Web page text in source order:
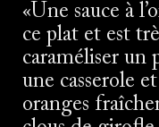
Une sauce à
ce plat et est
caraméliser un
une casserole
oranges